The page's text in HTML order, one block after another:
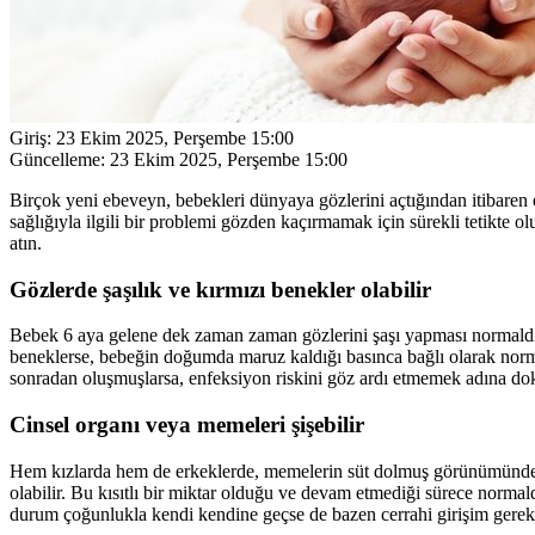
Giriş: 23 Ekim 2025, Perşembe 15:00
Güncelleme: 23 Ekim 2025, Perşembe 15:00
Birçok yeni ebeveyn, bebekleri dünyaya gözlerini açtığından itibaren
sağlığıyla ilgili bir problemi gözden kaçırmamak için sürekli tetikte
atın.
Gözlerde şaşılık ve kırmızı benekler olabilir
Bebek 6 aya gelene dek zaman zaman gözlerini şaşı yapması
beneklerse, bebeğin doğumda maruz kaldığı basınca bağlı olarak
sonradan oluşmuşlarsa, enfeksiyon riskini göz ardı etmemek adına
Cinsel organı veya memeleri şişebilir
Hem kızlarda hem de erkeklerde, memelerin süt dolmuş
olabilir. Bu kısıtlı bir miktar olduğu ve devam etmediği sürece
durum çoğunlukla kendi kendine geçse de bazen cerrahi girişim